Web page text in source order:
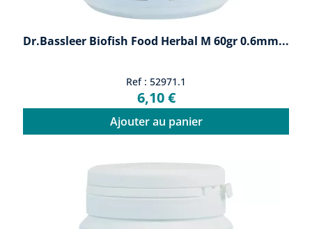
Dr.Bassleer Biofish Food Herbal M 60gr 0.6mm...
Ref : 52971.1
6,10 €
Ajouter au panier